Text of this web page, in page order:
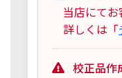
当店にて
詳しくは「
校正品作